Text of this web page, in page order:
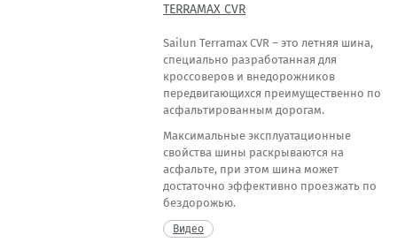
TERRAMAX CVR
Sailun Terramax CVR – это летняя шина,
специально разработанная для
кроссоверов и внедорожников
передвигающихся преимущественно по
асфальтированным дорогам.
Максимальные эксплуатационные
свойства шины раскрываются на
асфальте, при этом шина может
достаточно эффективно проезжать по
бездорожью.
Видео